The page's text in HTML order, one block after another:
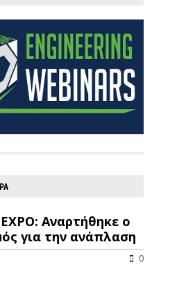
Αναρτήθηκε ο
για την ανάπλαση
0